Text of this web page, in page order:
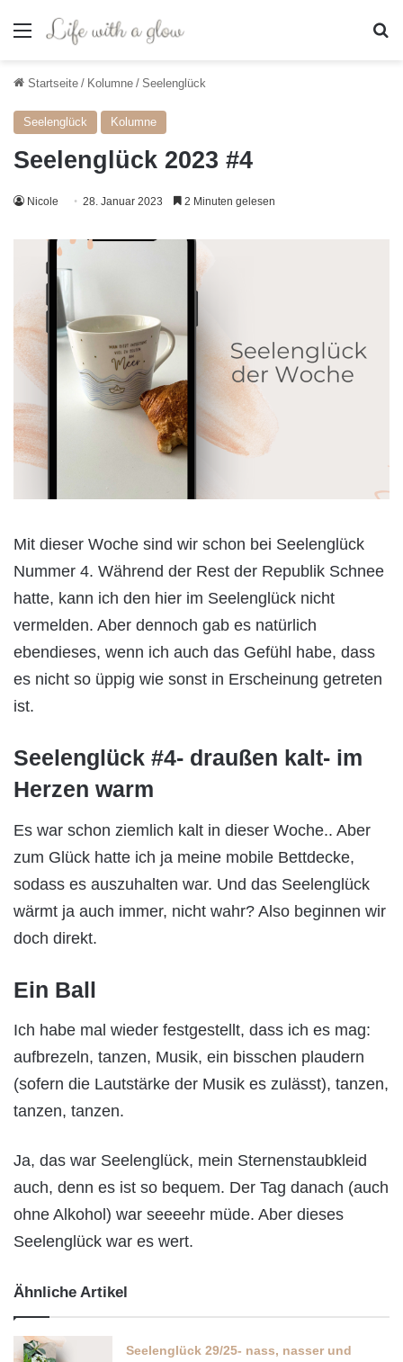
Menü
Startseite / Kolumne / Seelenglück
Seelenglück Kolumne
Seelenglück 2023 #4
Nicole 28. Januar 2023 2 Minuten gelesen
Mit dieser Woche sind wir schon bei Seelenglück
Nummer 4. Während der Rest der Republik Schnee
hatte, kann ich den hier im Seelenglück nicht
vermelden. Aber dennoch gab es natürlich
ebendieses, wenn ich auch das Gefühl habe, dass
es nicht so üppig wie sonst in Erscheinung getreten
ist.
Seelenglück #4- draußen kalt- im
Herzen warm
Es war schon ziemlich kalt in dieser Woche.. Aber
zum Glück hatte ich ja meine mobile Bettdecke,
sodass es auszuhalten war. Und das Seelenglück
wärmt ja auch immer, nicht wahr? Also beginnen wir
doch direkt.
Ein Ball
Ich habe mal wieder festgestellt, dass ich es mag:
aufbrezeln, tanzen, Musik, ein bisschen plaudern
(sofern die Lautstärke der Musik es zulässt), tanzen,
tanzen, tanzen.
Ja, das war Seelenglück, mein Sternenstaubkleid
auch, denn es ist so bequem. Der Tag danach (auch
ohne Alkohol) war seeeehr müde. Aber dieses
Seelenglück war es wert.
Ähnliche Artikel
Seelenglück 29/25- nass, nasser und